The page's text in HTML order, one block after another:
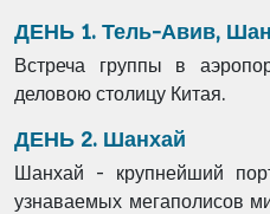
ДЕНЬ 1. Тель-Авив,
Встреча группы в
деловою столицу Китая.
ДЕНЬ 2. Шанхай
Шанхай - крупнейший
узнаваемых мегаполисов